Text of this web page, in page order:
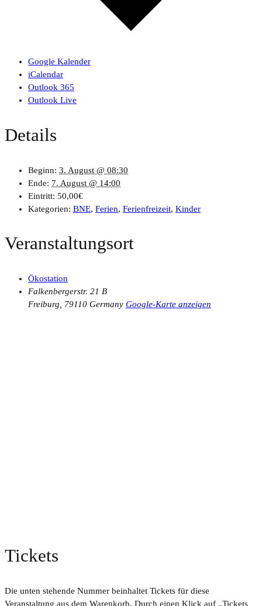
Google Kalender
iCalendar
Outlook 365
Outlook Live
Details
Beginn: 3. August @ 08:30
Ende: 7. August @ 14:00
Eintritt: 50,00€
Kategorien: BNE, Ferien, Ferienfreizeit, Kinder
Veranstaltungsort
Ökostation
Falkenbergerstr. 21 B
Freiburg
79110 Germany Google-Karte anzeigen
Tickets
Die unten stehende Nummer beinhaltet Tickets für diese
Veranstaltung aus dem Warenkorb. Durch einen Klick auf „Tickets